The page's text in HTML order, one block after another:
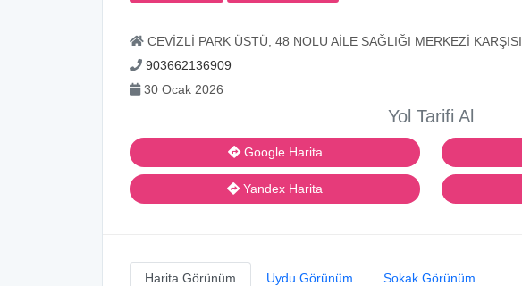
CEVİZLİ PARK ÜSTÜ, 48 NOLU AİLE SAĞLIĞI MERKEZİ KARŞISI
903662136909
30 Ocak 2026
Yol Tarifi Al
Google Harita
Yandex Harita
Harita Görünüm Uydu Görünüm Sokak Görünüm